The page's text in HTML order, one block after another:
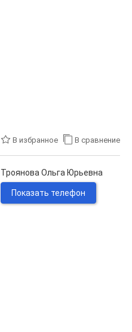
В избранное В сравнение
Троянова Ольга Юрьевна
Показать телефон